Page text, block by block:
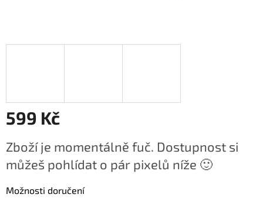
599 Kč
cena:
Zboží je momentálně fuč. Dostupnost si
můžeš pohlídat o pár pixelů níže 🙂
Možnosti doručení